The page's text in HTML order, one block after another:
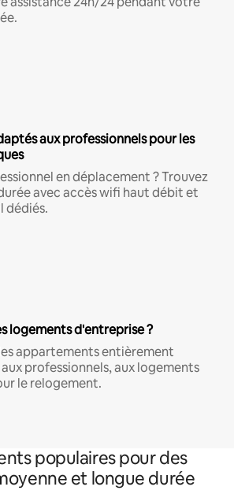
aux professionnels pour les
en déplacement ? Trouvez
avec accès wifi haut débit et
dédiés.
logements d'entreprise ?
appartements entièrement
professionnels, aux logements
le relogement.
populaires pour des
et longue durée